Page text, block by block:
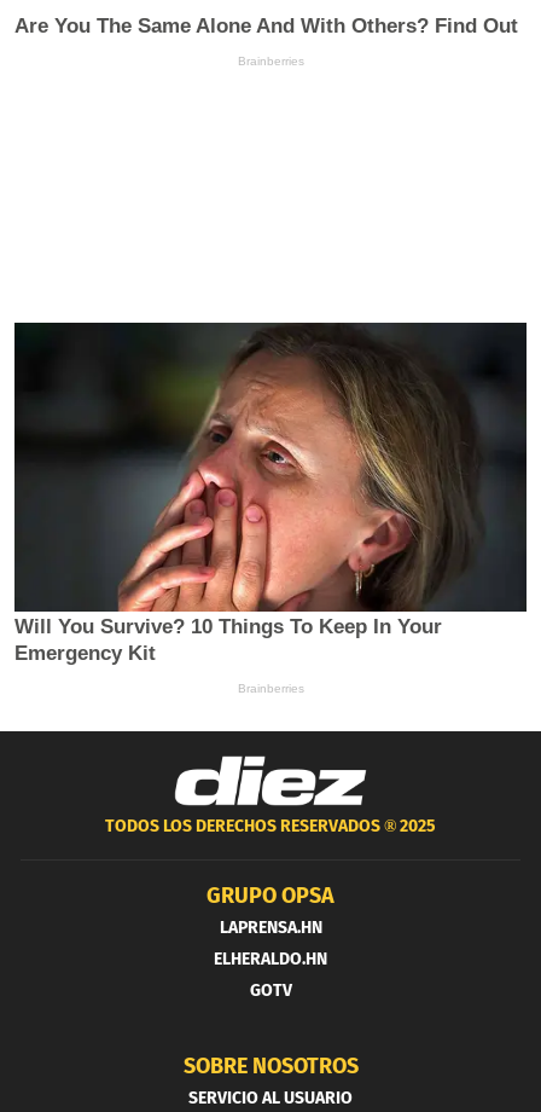
TODOS LOS DERECHOS RESERVADOS ®2025
GRUPO OPSA
LAPRENSA.HN
ELHERALDO.HN
GOTV
SOBRE NOSOTROS
SERVICIO AL USUARIO